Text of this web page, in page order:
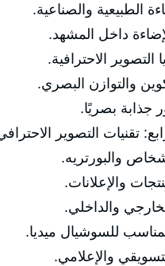
الطبيعية والصناعية.
داخل المشهد.
التصوير الاحترافية.
والتوازن البصري.
جذابة بصريًا.
تقنيات التصوير
والبورتريه.
والإعلانات.
والداخلي.
للسوشيال ميديا.
والإعلامي.